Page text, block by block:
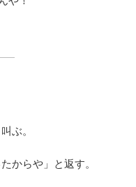
ぶ。
からや」と返す。